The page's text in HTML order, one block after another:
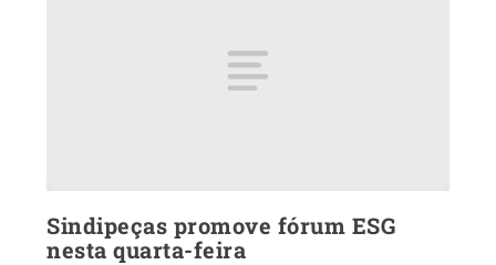
Sindipeças promove fórum ESG
nesta quarta-feira